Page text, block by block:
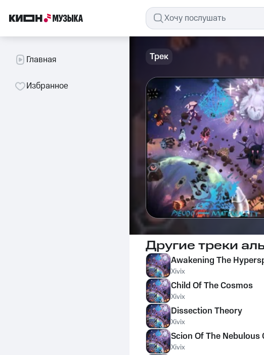
Главная
Избранное
Трек
Другие треки
Awakening The
Xivix
Child Of The Cosmos
Xivix
Dissection Theory
Xivix
Scion Of The Nebulous
Xivix